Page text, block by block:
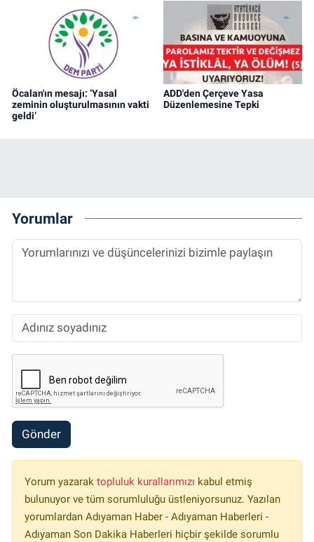
Öcalan'ın mesajı: ‘Yasal
zeminin oluşturulmasının vakti
geldi’
ADD'den Çerçeve Yasa
Düzenlemesine Tepki
Yorumlar
Gönder
Yorum yazarak topluluk kurallarımızı kabul etmiş
bulunuyor ve tüm sorumluluğu üstleniyorsunuz. Yazılan
yorumlardan Adıyaman Haber - Adıyaman Haberleri -
Adıyaman Son Dakika Haberleri hiçbir şekilde sorumlu